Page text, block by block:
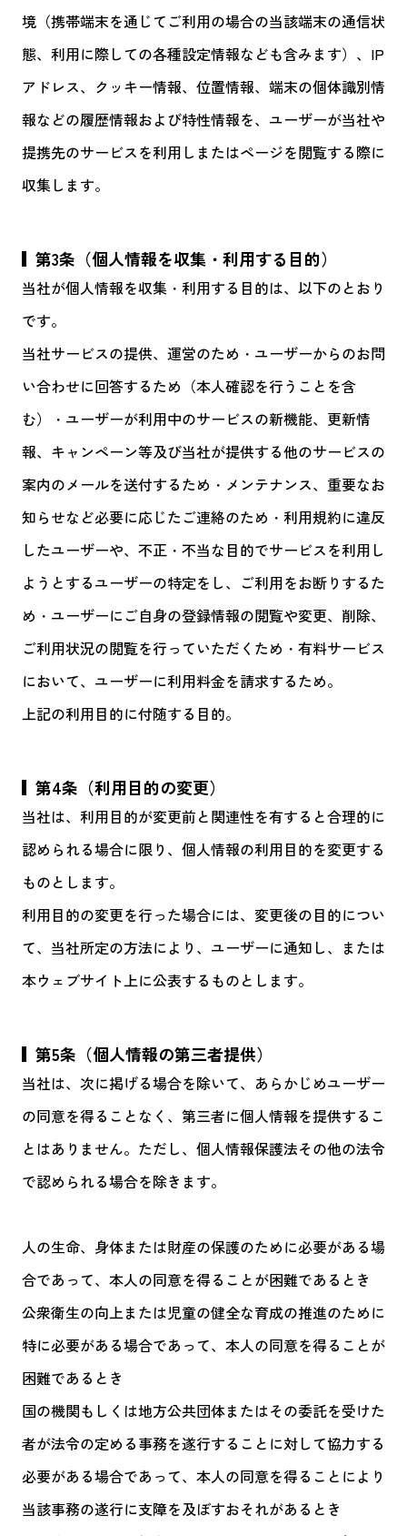
境（携帯端末を通じてご利用の場合の当該端末の通信状
態、利用に際しての各種設定情報なども含みます）、IP
アドレス、クッキー情報、位置情報、端末の個体識別情
報などの履歴情報および特性情報を、ユーザーが当社や
提携先のサービスを利用しまたはページを閲覧する際に
収集します。
第3条（個人情報を収集・利用する目的）
当社が個人情報を収集・利用する目的は、以下のとおり
です。
当社サービスの提供、運営のため・ユーザーからのお問
い合わせに回答するため（本人確認を行うことを含
む）・ユーザーが利用中のサービスの新機能、更新情
報、キャンペーン等及び当社が提供する他のサービスの
案内のメールを送付するため・メンテナンス、重要なお
知らせなど必要に応じたご連絡のため・利用規約に違反
したユーザーや、不正・不当な目的でサービスを利用し
ようとするユーザーの特定をし、ご利用をお断りするた
め・ユーザーにご自身の登録情報の閲覧や変更、削除、
ご利用状況の閲覧を行っていただくため・有料サービス
において、ユーザーに利用料金を請求するため。
上記の利用目的に付随する目的。
第4条（利用目的の変更）
当社は、利用目的が変更前と関連性を有すると合理的に
認められる場合に限り、個人情報の利用目的を変更する
ものとします。
利用目的の変更を行った場合には、変更後の目的につい
て、当社所定の方法により、ユーザーに通知し、または
本ウェブサイト上に公表するものとします。
第5条（個人情報の第三者提供）
当社は、次に掲げる場合を除いて、あらかじめユーザー
の同意を得ることなく、第三者に個人情報を提供するこ
とはありません。ただし、個人情報保護法その他の法令
で認められる場合を除きます。
人の生命、身体または財産の保護のために必要がある場
合であって、本人の同意を得ることが困難であるとき
公衆衛生の向上または児童の健全な育成の推進のために
特に必要がある場合であって、本人の同意を得ることが
困難であるとき
国の機関もしくは地方公共団体またはその委託を受けた
者が法令の定める事務を遂行することに対して協力する
必要がある場合であって、本人の同意を得ることにより
当該事務の遂行に支障を及ぼすおそれがあるとき